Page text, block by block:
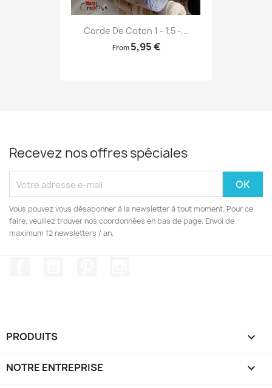
Corde De Coton 1 - 1,5 -...
From 5,95 €
Recevez nos offres spéciales
Vous pouvez vous désabonner à la newsletter à tout moment. Pour ce
faire, veuillez trouver nos coordonnées en bas de page. Envoi de
maximum 12 newsletters / an.
PRODUITS 
NOTRE ENTREPRISE 